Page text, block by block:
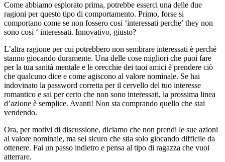
Come abbiamo esplorato prima, potrebbe esserci una delle due
ragioni per questo tipo di comportamento. Primo, forse si
comportano come se non fossero cosi ‘interessati perche’ they non
sono cosi ‘ interessati. Innovativo, giusto?
L’altra ragione per cui potrebbero non sembrare interessati è perché
stanno giocando duramente. Una delle cose migliori che puoi fare
per la tua sanità mentale e le orecchie dei tuoi amici è prendere ciò
che qualcuno dice e come agiscono al valore nominale. Se hai
indovinato la password corretta per il cervello del tuo interesse
romantico e sai per certo che non sono interessati, la prossima linea
d’azione è semplice. Avanti! Non sta comprando quello che stai
vendendo.
Ora, per motivi di discussione, diciamo che non prendi le sue azioni
al valore nominale, ma sei sicuro che stia solo giocando difficile da
ottenere. Fai un passo indietro e pensa al tipo di ragazza che vuoi
atterrare.